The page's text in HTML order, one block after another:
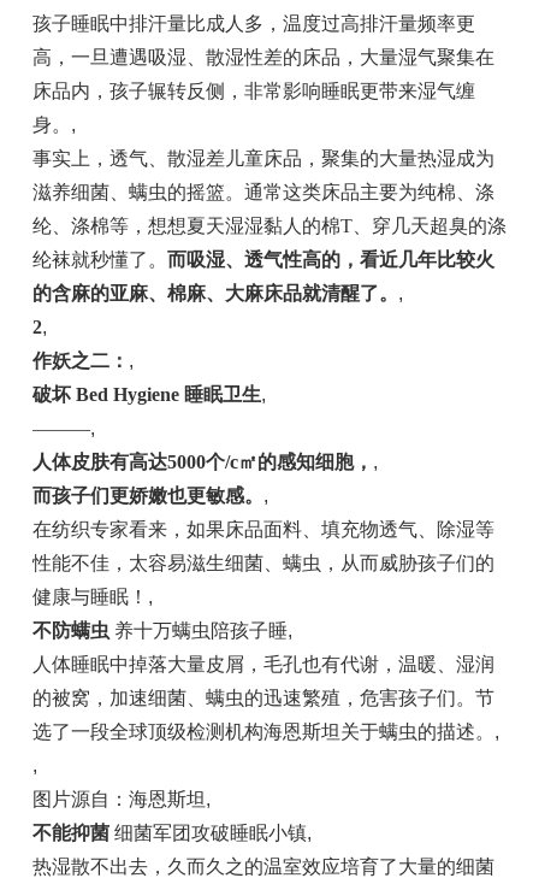
孩子睡眠中排汗量比成人多，温度过高排汗量频率更
高，一旦遭遇吸湿、散湿性差的床品，大量湿气聚集在
床品内，孩子辗转反侧，非常影响睡眠更带来湿气缠
身。 ,
事实上，透气、散湿差儿童床品，聚集的大量热湿成为
滋养细菌、螨虫的摇篮。通常这类床品主要为纯棉、涤
纶、涤棉等，想想夏天湿湿黏人的棉T、穿几天超臭的涤
纶袜就秒懂了。 而吸湿、透气性高的，看近几年比较火
的含麻的亚麻、棉麻、 大麻床品就清醒了。 ,
2,
作妖之二： ,
破坏 Bed Hygiene 睡眠卫生,
———,
人体皮肤有高达5000个/c㎡的感知细胞， ,
而孩子们更娇嫩也更敏感。 ,
在纺织专家看来，如果床品面料、填充物透气、除湿等
性能不佳，太容易滋生细菌、螨虫，从而威胁孩子们的
健康与睡眠！ ,
不防螨虫 养十万螨虫陪孩子睡,
人体睡眠中掉落大量皮屑，毛孔也有代谢，温暖、湿润
的被窝，加速细菌、螨虫的迅速繁殖，危害孩子们。节
选了一段全球顶级检测机构海恩斯坦关于螨虫的描述。 ,
,
图片源自：海恩斯坦 ,
不能抑菌细菌军团攻破睡眠小镇,
热湿散不出去，久而久之的温室效应培育了大量的细菌